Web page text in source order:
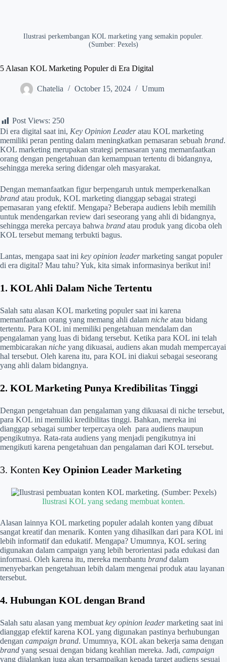
Ilustrasi perkembangan KOL marketing yang semakin populer.
(Sumber: Pexels)
5 Alasan KOL Marketing Populer di Era Digital
Chatelia October 15, 2024 Umum
Post Views: 250
Di era digital saat ini, Key Opinion Leaderatau KOL marketing
memiliki peran penting dalam meningkatkan pemasaran sebuah brand.
KOL marketing merupakan strategi pemasaran yang memanfaatkan
orang dengan pengetahuan dan kemampuan tertentu di bidangnya,
sehingga mereka sering didengar oleh masyarakat.
Dengan memanfaatkan figur berpengaruh untuk memperkenalkan
brand atau produk, KOL marketing dianggap sebagai strategi
pemasaran yang efektif. Mengapa? Beberapa audiens lebih memilih
untuk mendengarkan review dari seseorang yang ahli di bidangnya,
sehingga mereka percaya bahwa brand atau produk yang dicoba oleh
KOL tersebut memang terbukti bagus.
Lantas, mengapa saat ini key opinion leadermarketing sangat populer
di era digital? Mau tahu? Yuk, kita simak informasinya berikut ini!
1. KOL Ahli Dalam Niche Tertentu
Salah satu alasan KOL marketing populer saat ini karena
memanfaatkan orang yang memang ahli dalam niche atau bidang
tertentu. Para KOL ini memiliki pengetahuan mendalam dan
pengalaman yang luas di bidang tersebut. Ketika para KOL ini telah
membicarakan niche yang dikuasai, audiens akan mudah mempercayai
hal tersebut. Oleh karena itu, para KOL ini diakui sebagai seseorang
yang ahli dalam bidangnya.
2. KOL Marketing Punya Kredibilitas Tinggi
Dengan pengetahuan dan pengalaman yang dikuasai di niche tersebut,
para KOL ini memiliki kredibilitas tinggi. Bahkan, mereka ini
dianggap sebagai sumber terpercaya oleh para audiens maupun
pengikutnya. Rata-rata audiens yang menjadi pengikutnya ini
mengikuti karena pengetahuan dan pengalaman dari KOL tersebut.
3. Konten Key Opinion Leader Marketing
Ilustrasi KOL yang sedang membuat konten.
Alasan lainnya KOL marketing populer adalah konten yang dibuat
sangat kreatif dan menarik. Konten yang dihasilkan dari para KOL ini
lebih informatif dan edukatif. Mengapa? Umumnya, KOL sering
digunakan dalam campaign yang lebih berorientasi pada edukasi dan
informasi. Oleh karena itu, mereka membantu brand dalam
menyebarkan pengetahuan lebih dalam mengenai produk atau layanan
tersebut.
4. Hubungan KOL dengan Brand
Salah satu alasan yang membuat key opinion leadermarketing saat ini
dianggap efektif karena KOL yang digunakan pastinya berhubungan
dengan campaign brand. Umumnya, KOL akan bekerja sama dengan
brand yang sesuai dengan bidang keahlian mereka. Jadi, campaign
yang dijalankan juga akan tersampaikan kepada target audiens sesuai